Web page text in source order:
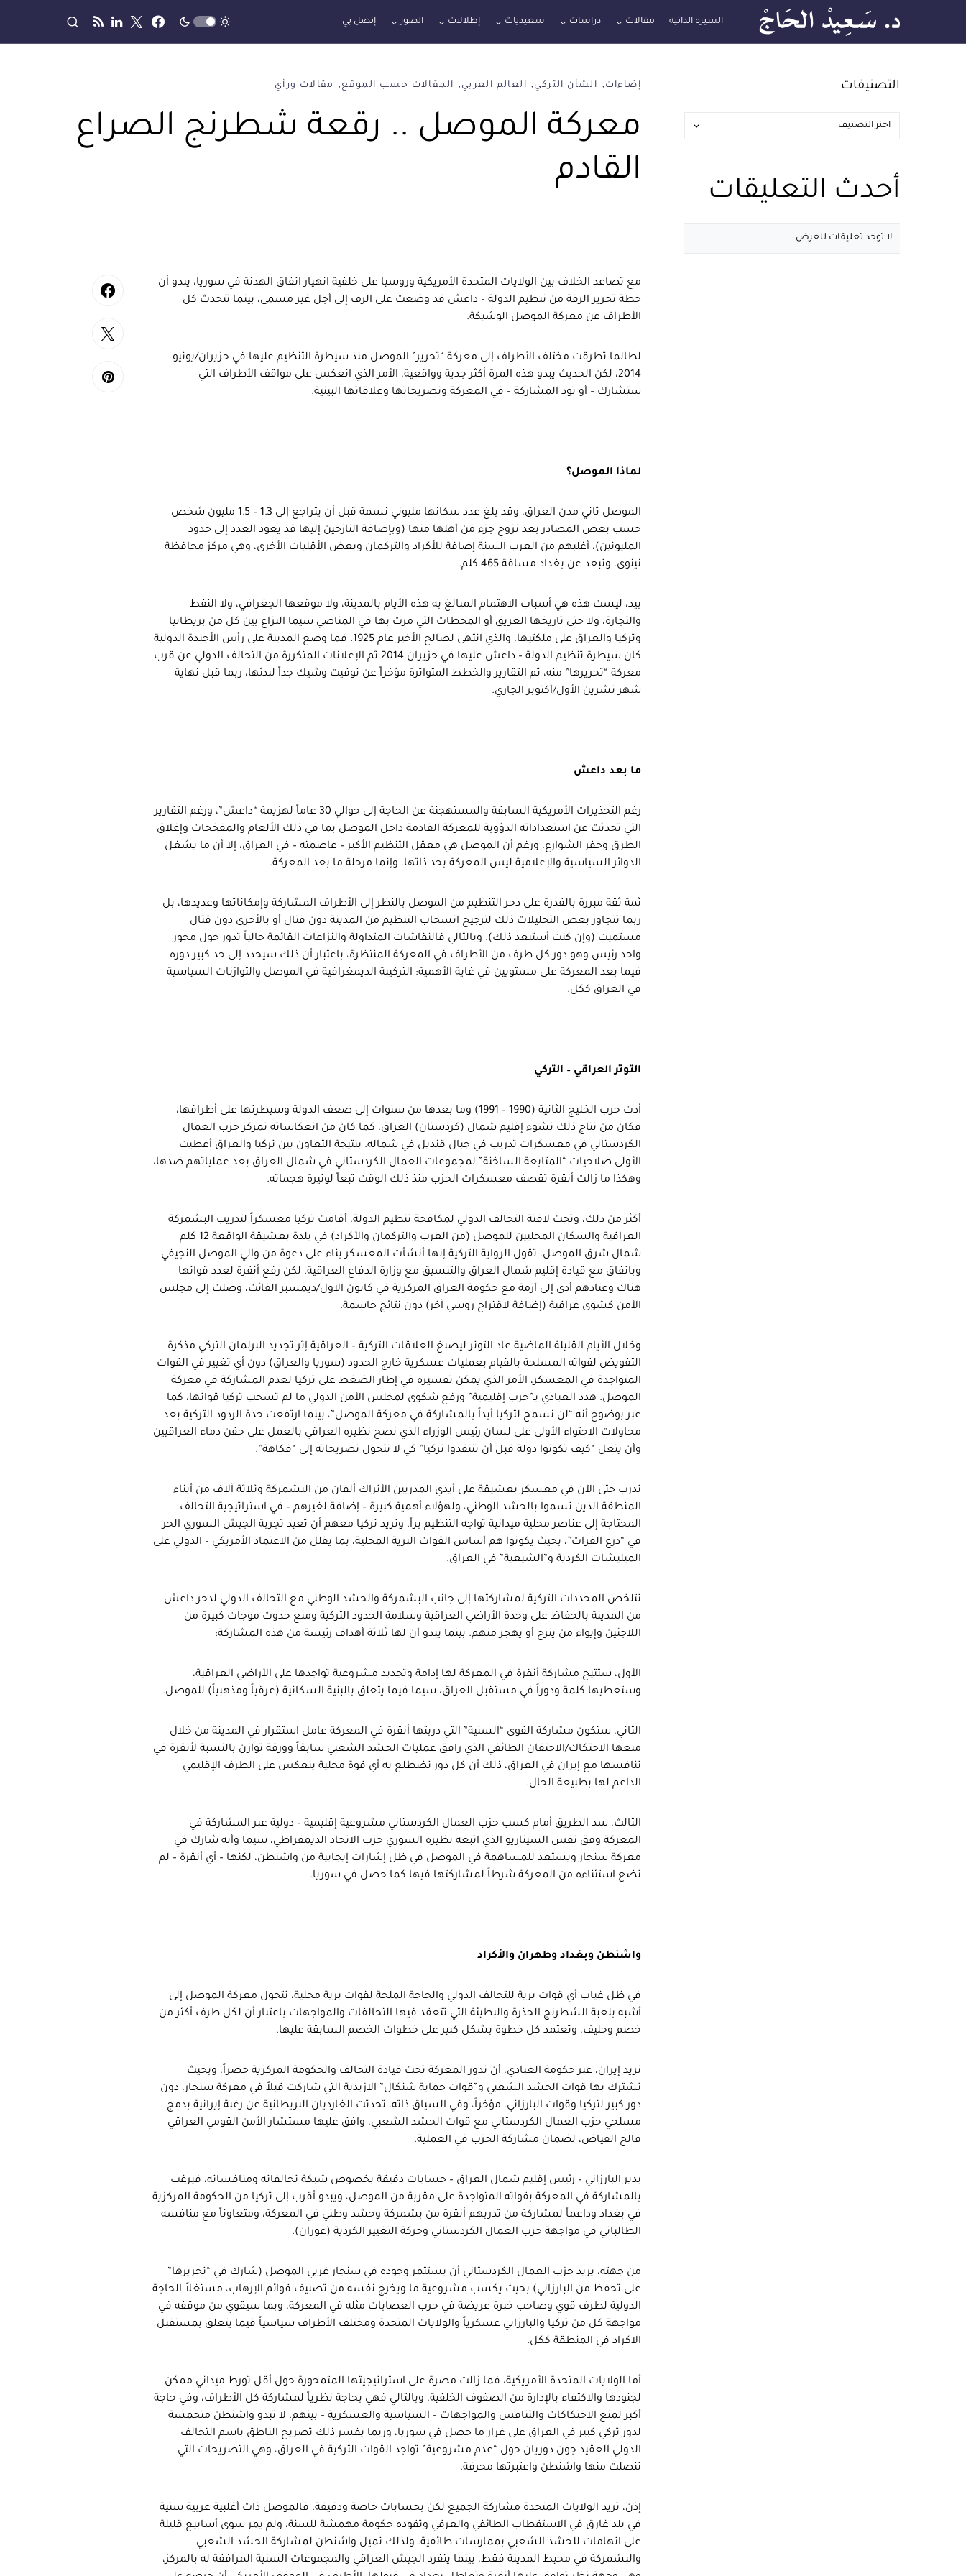
السيرة الذاتية مقالات دراسات سعيديات إطلالات الصور إتصل بي
إضاءات الشأن التركي العالم العربي المقالات حسب الموقع مقالات ورأي
معركة الموصل .. رقعة شطرنج الصراع
القادم
مع تصاعد الخلاف بين الولايات المتحدة الأمريكية وروسيا على خلفية انهيار اتفاق الهدنة في سوريا، يبدو أن
خطة تحرير الرقة من تنظيم الدولة – داعش قد وضعت على الرف إلى أجل غير مسمى، بينما تتحدث كل
الأطراف عن معركة الموصل الوشيكة.
لطالما تطرقت مختلف الأطراف إلى معركة “تحرير” الموصل منذ سيطرة التنظيم عليها في حزيران/يونيو
2014، لكن الحديث يبدو هذه المرة أكثر جدية وواقعية، الأمر الذي انعكس على مواقف الأطراف التي
ستشارك – أو تود المشاركة – في المعركة وتصريحاتها وعلاقاتها البينية.
لماذا الموصل؟
الموصل ثاني مدن العراق، وقد بلغ عدد سكانها مليوني نسمة قبل أن يتراجع إلى 1.3 – 1.5 مليون شخص
حسب بعض المصادر بعد نزوح جزء من أهلها منها (وبإضافة النازحين إليها قد يعود العدد إلى حدود
المليونين)، أغلبهم من العرب السنة إضافة للأكراد والتركمان وبعض الأقليات الأخرى، وهي مركز محافظة
نينوى، وتبعد عن بغداد مسافة 465 كلم.
بيد، ليست هذه هي أسباب الاهتمام المبالغ به هذه الأيام بالمدينة، ولا موقعها الجغرافي، ولا النفط
والتجارة، ولا حتى تاريخها العريق أو المحطات التي مرت بها في المناضي سيما النزاع بين كل من بريطانيا
وتركيا والعراق على ملكتيها، والذي انتهى لصالح الأخير عام 1925. فما وضع المدينة على رأس الأجندة الدولية
كان سيطرة تنظيم الدولة – داعش عليها في حزيران 2014 ثم الإعلانات المتكررة من التحالف الدولي عن قرب
معركة “تحريرها” منه، ثم التقارير والخطط المتواترة مؤخراً عن توقيت وشيك جداً لبدئها، ربما قبل نهاية
شهر تشرين الأول/أكتوبر الجاري.
ما بعد داعش
رغم التحذيرات الأمريكية السابقة والمستهجنة عن الحاجة إلى حوالي 30 عاماً لهزيمة “داعش”، ورغم التقارير
التي تحدثت عن استعداداته الدؤوبة للمعركة القادمة داخل الموصل بما في ذلك الألغام والمفخخات وإغلاق
الطرق وحفر الشوارع، ورغم أن الموصل هي معقل التنظيم الأكبر – عاصمته – في العراق، إلا أن ما يشغل
الدوائر السياسية والإعلامية ليس المعركة بحد ذاتها، وإنما مرحلة ما بعد المعركة.
ثمة ثقة مبررة بالقدرة على دحر التنظيم من الموصل بالنظر إلى الأطراف المشاركة وإمكاناتها وعديدها، بل
ربما تتجاوز بعض التحليلات ذلك لترجيح انسحاب التنظيم من المدينة دون قتال أو بالأحرى دون قتال
مستميت (وإن كنت أستبعد ذلك). وبالتالي فالنقاشات المتداولة والنزاعات القائمة حالياً تدور حول محور
واحد رئيس وهو دور كل طرف من الأطراف في المعركة المنتظرة، باعتبار أن ذلك سيحدد إلى حد كبير دوره
فيما بعد المعركة على مستويين في غاية الأهمية: التركيبة الديمغرافية في الموصل والتوازنات السياسية
في العراق ككل.
التوتر العراقي – التركي
أدت حرب الخليج الثانية (1990 – 1991) وما بعدها من سنوات إلى ضعف الدولة وسيطرتها على أطرافها،
فكان من نتاج ذلك نشوء إقليم شمال (كردستان) العراق، كما كان من انعكاساته تمركز حزب العمال
الكردستاني في معسكرات تدريب في جبال قنديل في شماله. بنتيجة التعاون بين تركيا والعراق أعطيت
الأولى صلاحيات “المتابعة الساخنة” لمجموعات العمال الكردستاني في شمال العراق بعد عملياتهم ضدها،
وهكذا ما زالت أنقرة تقصف معسكرات الحزب منذ ذلك الوقت تبعاً لوتيرة هجماته.
أكثر من ذلك، وتحت لافتة التحالف الدولي لمكافحة تنظيم الدولة، أقامت تركيا معسكراً لتدريب البشمركة
العراقية والسكان المحليين للموصل (من العرب والتركمان والأكراد) في بلدة بعشيقة الواقعة 12 كلم
شمال شرق الموصل. تقول الرواية التركية إنها أنشأت المعسكر بناء على دعوة من والي الموصل النجيفي
وباتفاق مع قيادة إقليم شمال العراق والتنسيق مع وزارة الدفاع العراقية. لكن رفع أنقرة لعدد قواتها
هناك وعتادهم أدى إلى أزمة مع حكومة العراق المركزية في كانون الاول/ديمسبر الفائت، وصلت إلى مجلس
الأمن كشوى عراقية (إضافة لاقتراح روسي آخر) دون نتائج حاسمة.
وخلال الأيام القليلة الماضية عاد التوتر ليصبغ العلاقات التركية – العراقية إثر تجديد البرلمان التركي مذكرة
التفويض لقواته المسلحة بالقيام بعمليات عسكرية خارج الحدود (سوريا والعراق) دون أي تغيير في القوات
المتواجدة في المعسكر، الأمر الذي يمكن تفسيره في إطار الضغط على تركيا لعدم المشاركة في معركة
الموصل. هدد العبادي بـ”حرب إقليمية” ورفع شكوى لمجلس الأمن الدولي ما لم تسحب تركيا قواتها، كما
عبر بوضوح أنه “لن نسمح لتركيا أبداً بالمشاركة في معركة الموصل”، بينما ارتفعت حدة الردود التركية بعد
محاولات الاحتواء الأولى على لسان رئيس الوزراء الذي نصح نظيره العراقي بالعمل على حقن دماء العراقيين
وأن يتعل “كيف تكونوا دولة قبل أن تنتقدوا تركيا” كي لا تتحول تصريحاته إلى “فكاهة”.
تدرب حتى الآن في معسكر بعشيقة على أيدي المدربين الأتراك ألفان من البشمركة وثلاثة آلاف من أبناء
المنطقة الذين تسموا بالحشد الوطني، ولهؤلاء أهمية كبيرة – إضافة لغيرهم – في استراتيجية التحالف
المحتاجة إلى عناصر محلية ميدانية تواجه التنظيم براً. وتريد تركيا معهم أن تعيد تجربة الجيش السوري الحر
في “درع الفرات”، بحيث يكونوا هم أساس القوات البرية المحلية، بما يقلل من الاعتماد الأمريكي – الدولي على
الميليشات الكردية و”الشيعية” في العراق.
تتلخص المحددات التركية لمشاركتها إلى جانب البشمركة والحشد الوطني مع التحالف الدولي لدحر داعش
من المدينة بالحفاظ على وحدة الأراضي العراقية وسلامة الحدود التركية ومنع حدوث موجات كبيرة من
اللاجئين وإيواء من ينزح أو يهجر منهم. بينما يبدو أن لها ثلاثة أهداف رئيسة من هذه المشاركة:
الأول، ستتيح مشاركة أنقرة في المعركة لها إدامة وتجديد مشروعية تواجدها على الأراضي العراقية،
وستعطيها كلمة ودوراً في مستقبل العراق، سيما فيما يتعلق بالبنية السكانية (عرقياً ومذهبياً) للموصل.
الثاني، ستكون مشاركة القوى “السنية” التي دربتها أنقرة في المعركة عامل استقرار في المدينة من خلال
منعها الاحتكاك/الاحتقان الطائفي الذي رافق عمليات الحشد الشعبي سابقاً وورقة توازن بالنسبة لأنقرة في
تنافسها مع إيران في العراق، ذلك أن كل دور تضطلع به أي قوة محلية ينعكس على الطرف الإقليمي
الداعم لها بطبيعة الحال.
الثالث، سد الطريق أمام كسب حزب العمال الكردستاني مشروعية إقليمية – دولية عبر المشاركة في
المعركة وفق نفس السيناريو الذي اتبعه نظيره السوري حزب الاتحاد الديمقراطي، سيما وأنه شارك في
معركة سنجار ويستعد للمساهمة في الموصل في ظل إشارات إيجابية من واشنطن، لكنها – أي أنقرة – لم
تضع استثناءه من المعركة شرطاً لمشاركتها فيها كما حصل في سوريا.
واشنطن وبغداد وطهران والأكراد
في ظل غياب أي قوات برية للتحالف الدولي والحاجة الملحة لقوات برية محلية، تتحول معركة الموصل إلى
أشبه بلعبة الشطرنج الحذرة والبطيئة التي تتعقد فيها التحالفات والمواجهات باعتبار أن لكل طرف أكثر من
خصم وحليف، وتعتمد كل خطوة بشكل كبير على خطوات الخصم السابقة عليها.
تريد إيران، عبر حكومة العبادي، أن تدور المعركة تحت قيادة التحالف والحكومة المركزية حصراً، وبحيث
تشترك بها قوات الحشد الشعبي و”قوات حماية شنكال” الازيدية التي شاركت قبلاً في معركة سنجار، دون
دور كبير لتركيا وقوات البارزاني. مؤخراً، وفي السياق ذاته، تحدثت الغارديان البريطانية عن رغبة إيرانية بدمج
مسلحي حزب العمال الكردستاني مع قوات الحشد الشعبي، وافق عليها مستشار الأمن القومي العراقي
فالح الفياض، لضمان مشاركة الحزب في العملية.
يدير البارزاني – رئيس إقليم شمال العراق – حسابات دقيقة بخصوص شبكة تحالفاته ومنافساته، فيرغب
بالمشاركة في المعركة بقواته المتواجدة على مقربة من الموصل، ويبدو أقرب إلى تركيا من الحكومة المركزية
في بغداد وداعماً لمشاركة من تدربهم أنقرة من بشمركة وحشد وطني في المعركة، ومتعاوناً مع منافسه
الطالباني في مواجهة حزب العمال الكردستاني وحركة التغيير الكردية (غوران).
من جهته، يريد حزب العمال الكردستاني أن يستثمر وجوده في سنجار غربي الموصل (شارك في “تحريرها”
على تحفظ من البارزاني) بحيث يكسب مشروعية ما ويخرج نفسه من تصنيف قوائم الإرهاب، مستغلاً الحاجة
الدولية لطرف قوي وصاحب خبرة عريضة في حرب العصابات مثله في المعركة، وبما سيقوي من موقفه في
مواجهة كل من تركيا والبارزاني عسكرياً والولايات المتحدة ومختلف الأطراف سياسياً فيما يتعلق بمستقبل
الاكراد في المنطقة ككل.
أما الولايات المتحدة الأمريكية، فما زالت مصرة على استراتيجيتها المتمحورة حول أقل تورط ميداني ممكن
لجنودها والاكتفاء بالإدارة من الصفوف الخلفية، وبالتالي فهي بحاجة نظرياً لمشاركة كل الأطراف، وفي حاجة
أكبر لمنع الاحتكاكات والتنافس والمواجهات – السياسية والعسكرية – بينهم. لا تبدو واشنطن متحمسة
لدور تركي كبير في العراق على غرار ما حصل في سوريا، وربما يفسر ذلك تصريح الناطق باسم التحالف
الدولي العقيد جون دوريان حول “عدم مشروعية” تواجد القوات التركية في العراق، وهي التصريحات التي
تنصلت منها واشنطن واعتبرتها محرفة.
إذن، تريد الولايات المتحدة مشاركة الجميع لكن بحسابات خاصة ودقيقة. فالموصل ذات أغلبية عربية سنية
في بلد غارق في الاستقطاب الطائفي والعرقي وتقوده حكومة مهمشة للسنة، ولم يمر سوى أسابيع قليلة
على اتهامات للحشد الشعبي بممارسات طائفية. ولذلك تميل واشنطن لمشاركة الحشد الشعبي
والبشمركة في محيط المدينة فقط، بينما يتفرد الجيش العراقي والمجموعات السنية المرافقة له بالمركز،
التصنيفات
أحدث التعليقات
لا توجد تعليقات للعرض.